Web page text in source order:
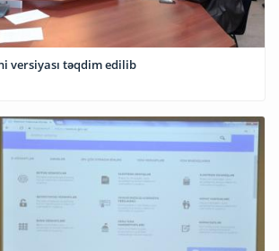
versiyası təqdim edilib